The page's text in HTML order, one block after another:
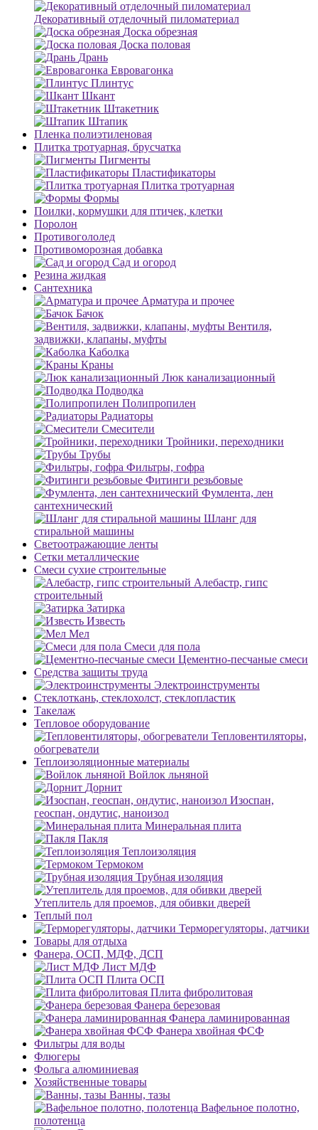
Декоративный отделочный пиломатериал
Доска обрезная
Доска половая
Дрань
Евровагонка
Плинтус
Шкант
Штакетник
Штапик
Пленка полиэтиленовая
Плитка тротуарная, брусчатка
Пигменты
Пластификаторы
Плитка тротуарная
Формы
Поилки, кормушки для птичек, клетки
Поролон
Противогололед
Противоморозная добавка
Сад и огород
Резина жидкая
Сантехника
Арматура и прочее
Бачок
Вентиля,
задвижки, клапаны, муфты
Каболка
Краны
Люк канализационный
Подводка
Полипропилен
Радиаторы
Смесители
Тройники, переходники
Трубы
Фильтры, гофра
Фитинги резьбовые
Фумлента, лен
сантехнический
Шланг для
стиральной машины
Светоотражающие ленты
Сетки металлические
Смеси сухие строительные
Алебастр, гипс
строительный
Затирка
Известь
Мел
Смеси для пола
Цементно-песчаные смеси
Средства защиты труда
Электроинструменты
Стеклоткань, стеклохолст, стеклопластик
Такелаж
Тепловое оборудование
Тепловентиляторы,
обогреватели
Теплоизоляционные материалы
Войлок льняной
Дорнит
Изоспан,
геоспан, ондутис, наноизол
Минеральная плита
Пакля
Теплоизоляция
Термоком
Трубная изоляция
Утеплитель для проемов, для обивки дверей
Теплый пол
Терморегуляторы, датчики
Товары для отдыха
Фанера, ОСП, МДФ, ДСП
Лист МДФ
Плита ОСП
Плита фибролитовая
Фанера березовая
Фанера ламинированная
Фанера хвойная ФСФ
Фильтры для воды
Флюгеры
Фольга алюминиевая
Хозяйственные товары
Ванны, тазы
Вафельное полотно,
полотенца